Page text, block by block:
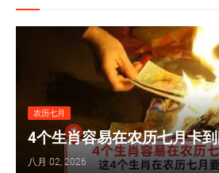
农历七月
4个生肖容易在农历七月卡
八月 02, 2026